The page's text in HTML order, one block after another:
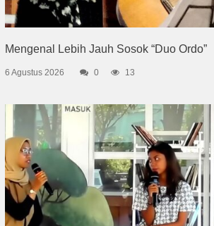
Mengenal Lebih Jauh Sosok “Duo Ordo”
6 Agustus 2026 0 13